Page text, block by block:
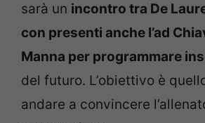
sarà un incontro tra De
con presenti anche l’ad
Manna per programmare
del futuro. L’obiettivo è
andare a convincere